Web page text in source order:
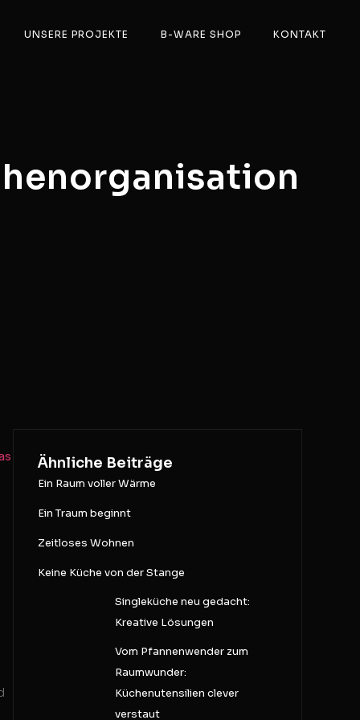
UNSERE PROJEKTE B-WARE SHOP KONTAKT
Ähnliche Beiträge
Ein Raum voller Wärme
Ein Traum beginnt
Zeitloses Wohnen
Keine Küche von der Stange
Singleküche neu gedacht:
Kreative Lösungen
Vom Pfannenwender zum
Raumwunder:
Küchenutensilien clever
verstaut